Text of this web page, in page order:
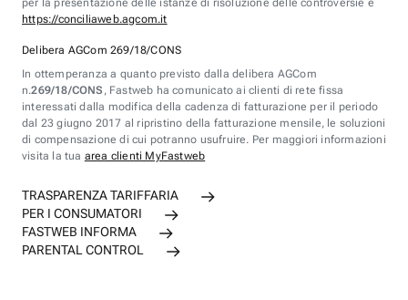
per la presentazione delle istanze di risoluzione delle controversie è
https://conciliaweb.agcom.it
Delibera AGCom 269/18/CONS
In ottemperanza a quanto previsto dalla delibera AGCom
n.269/18/CONS , Fastweb ha comunicato ai clienti di rete fissa
interessati dalla modifica della cadenza di fatturazione per il periodo
dal 23 giugno 2017 al ripristino della fatturazione mensile, le soluzioni
di compensazione di cui potranno usufruire. Per maggiori informazioni
visita la tua area clienti MyFastweb
TRASPARENZA TARIFFARIA
PER I CONSUMATORI
FASTWEB INFORMA
PARENTAL CONTROL